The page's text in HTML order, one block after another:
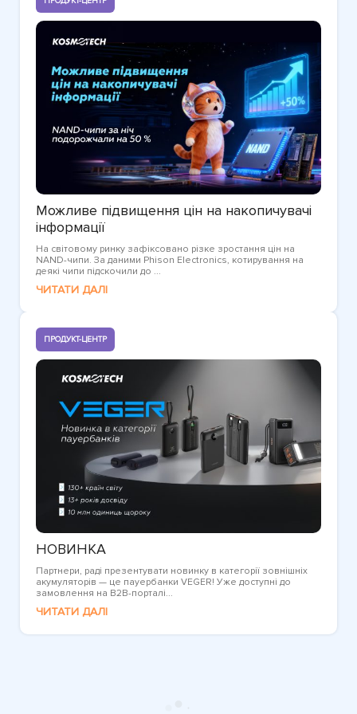
Можливе підвищення цін на накопичувачі
інформації
На світовому ринку зафіксовано різке зростання цін на
NAND-чипи. За даними Phison Electronics, котирування на
деякі чипи підскочили до ...
ЧИТАТИ ДАЛІ
ПРОДУКТ-ЦЕНТР
НОВИНКА
Партнери, раді презентувати новинку в категорії зовнішніх
акумуляторів — це пауербанки VEGER! Уже доступні до
замовлення на B2B-порталі...
ЧИТАТИ ДАЛІ